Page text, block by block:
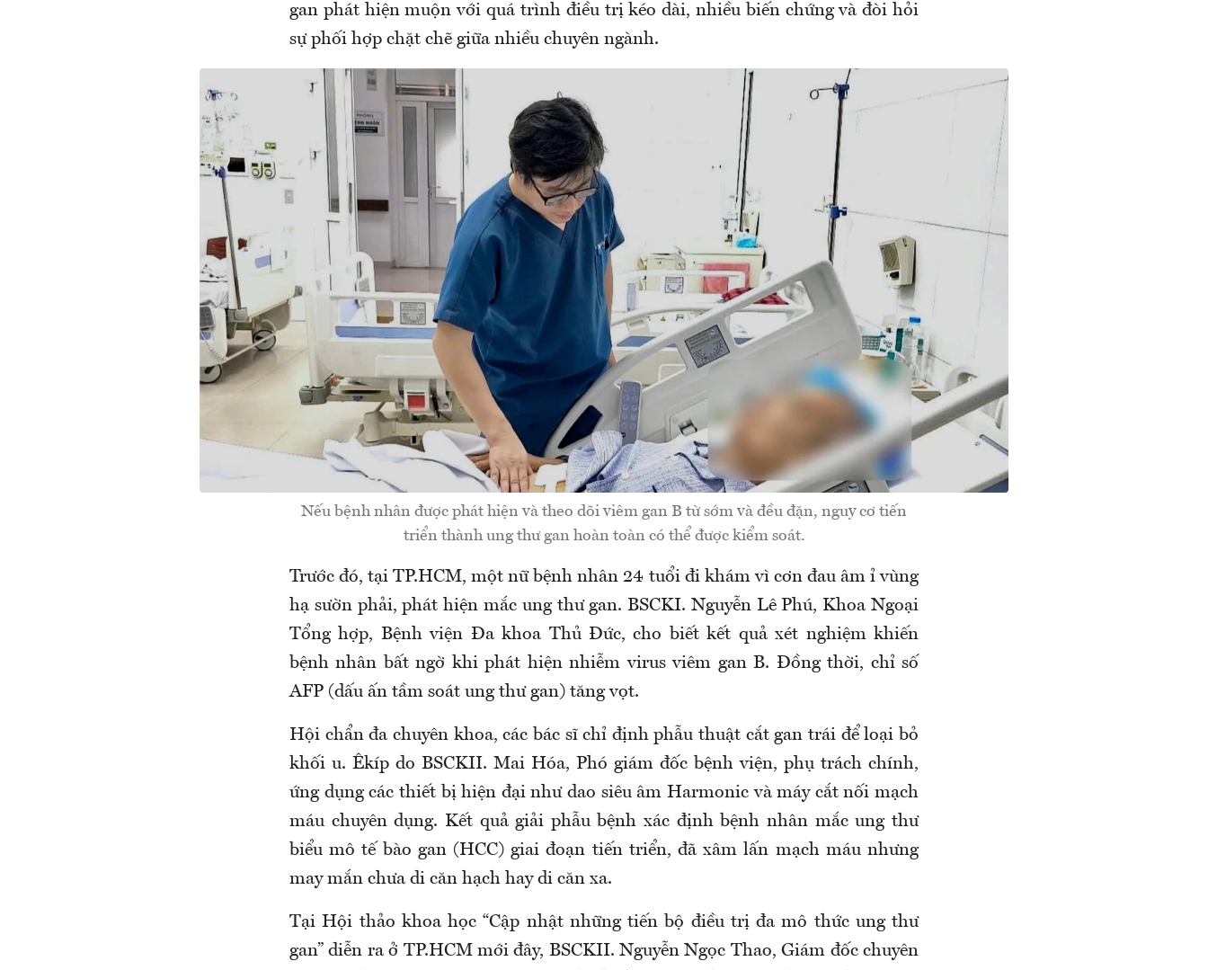
gan phát hiện muộn với quá trình điều trị kéo dài, nhiều biến chứng và đòi hỏi
sự phối hợp chặt chẽ giữa nhiều chuyên ngành.
Nếu bệnh nhân được phát hiện và theo dõi viêm gan B từ sớm và đều đặn, nguy cơ tiến
triển thành ung thư gan hoàn toàn có thể được kiểm soát.
Trước đó, tại TP.HCM, một nữ bệnh nhân 24 tuổi đi khám vì cơn đau âm ỉ vùng
hạ sườn phải, phát hiện mắc ung thư gan. BSCKI. Nguyễn Lê Phú, Khoa Ngoại
Tổng hợp, Bệnh viện Đa khoa Thủ Đức, cho biết kết quả xét nghiệm khiến
bệnh nhân bất ngờ khi phát hiện nhiễm virus viêm gan B. Đồng thời, chỉ số
AFP (dấu ấn tầm soát ung thư gan) tăng vọt.
Hội chẩn đa chuyên khoa, các bác sĩ chỉ định phẫu thuật cắt gan trái để loại bỏ
khối u. Êkíp do BSCKII. Mai Hóa, Phó giám đốc bệnh viện, phụ trách chính,
ứng dụng các thiết bị hiện đại như dao siêu âm Harmonic và máy cắt nối mạch
máu chuyên dụng. Kết quả giải phẫu bệnh xác định bệnh nhân mắc ung thư
biểu mô tế bào gan (HCC) giai đoạn tiến triển, đã xâm lấn mạch máu nhưng
may mắn chưa di căn hạch hay di căn xa.
Tại Hội thảo khoa học “Cập nhật những tiến bộ điều trị đa mô thức ung thư
gan” diễn ra ở TP.HCM mới đây, BSCKII. Nguyễn Ngọc Thao, Giám đốc chuyên